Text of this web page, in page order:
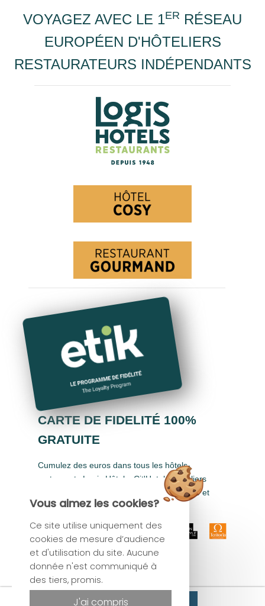
VOYAGEZ AVEC LE 1ER RÉSEAU
EUROPÉEN D'HÔTELIERS
RESTAURATEURS INDÉPENDANTS
CARTE DE FIDELITÉ 100%
GRATUITE
Cumulez des euros dans tous les hôtels-
restaurants Logis Hôtels, Cit'Hotel, Singuliers
Hôtels, Demeures & Châteaux, Urban Style et
Auberge de Pays.
Site officiel
Vous aimez les cookies?
Ce site utilise uniquement des
cookies de mesure d’audience
et d'utilisation du site. Aucune
donnée n'est communiqué à
des tiers, promis.
J'ai compris